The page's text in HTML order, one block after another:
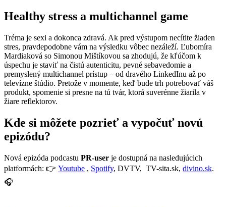
Healthy stress a multichannel game
Tréma je sexi a dokonca zdravá. Ak pred výstupom necítite žiaden
stres, pravdepodobne vám na výsledku vôbec nezáleží. Ľubomíra
Mardiaková so Simonou Mištíkovou sa zhodujú, že kľúčom k
úspechu je staviť na čistú autenticitu, pevné sebavedomie a
premyslený multichannel prístup – od dravého LinkedInu až po
televízne štúdio. Pretože v momente, keď bude trh potrebovať váš
produkt, spomenie si presne na tú tvár, ktorá suverénne žiarila v
žiare reflektorov.
Kde si môžete pozrieť a vypočuť novú
epizódu?
Nová epizóda podcastu PR-user je dostupná na nasledujúcich
platformách: 👉 Youtube , Spotify, DVTV, TV-sita.sk, divino.sk.
🎧